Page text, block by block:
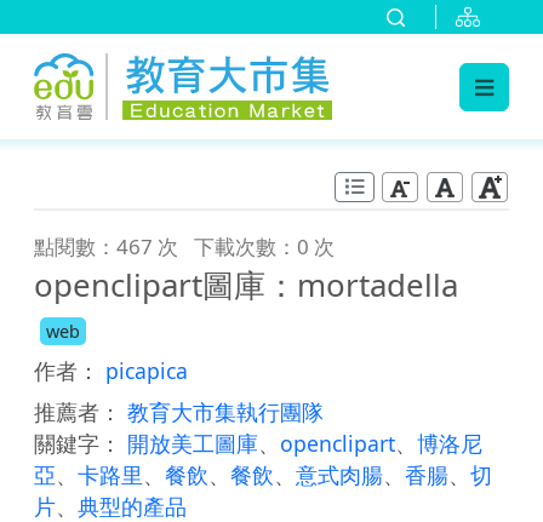
點閱數：467 次 下載次數：0 次
openclipart圖庫：mortadella
web
作者： picapica
推薦者： 教育大市集執行團隊
關鍵字： 開放美工圖庫、 openclipart、 博洛尼
亞、 卡路里、 餐飲、 餐飲、 意式肉腸、 香腸、 切
片、 典型的產品